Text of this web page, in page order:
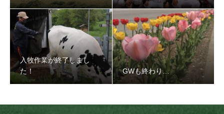
入牧作業が終了しまし
た！
GWも終わり…